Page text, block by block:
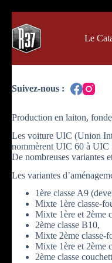
au
contenu
Le
Production en laiton,
Les voiture UIC (Union
nommèrent UIC 60 à UIC
De nombreuses variantes
Les variantes
1ère classe A9
Mixte 1ère classe-
Mixte 1ère et 2ème
2ème classe B10,
Mixte 2ème classe-
Mixte 1ère et 2ème
2ème classe